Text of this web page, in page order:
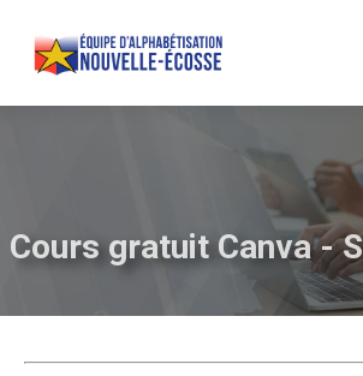
Cours gratuit Canva -